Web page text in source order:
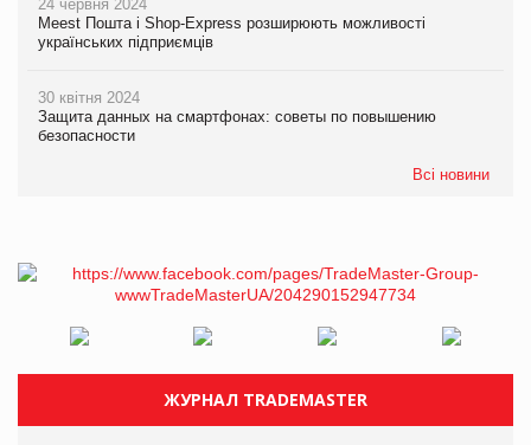
24 червня 2024
Meest Пошта і Shop-Express розширюють можливості
українських підприємців
30 квітня 2024
Защита данных на смартфонах: советы по повышению
безопасности
Всі новини
ЖУРНАЛ TRADEMASTER